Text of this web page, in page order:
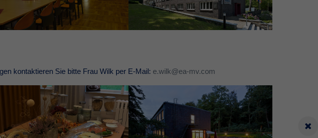
kontaktieren Sie bitte Frau Wilk per E-Mail: e.wilk@ea-mv.com